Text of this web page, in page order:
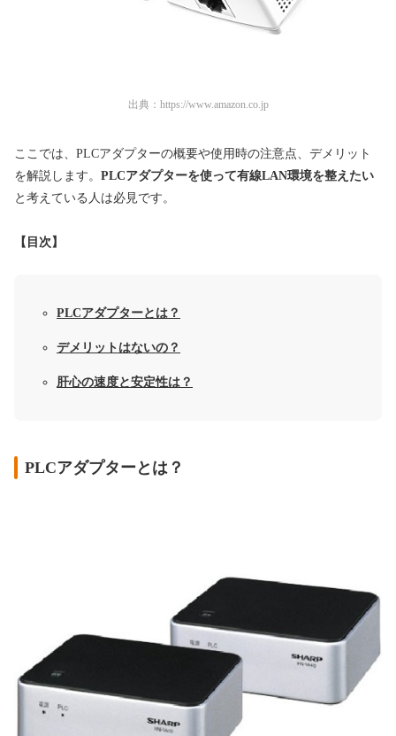
出典： https://www.amazon.co.jp
ここでは、PLCアダプターの概要や使用時の注意点、デメリット
を解説します。 PLCアダプターを使って有線LAN環境を整えたい
と考えている人は必見です。
【目次】
PLCアダプターとは？
デメリットはないの？
肝心の速度と安定性は？
PLCアダプターとは？